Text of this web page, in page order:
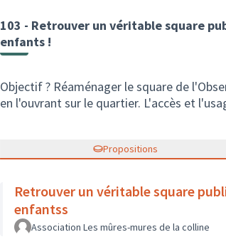
103 - Retrouver un véritable square
enfants !
Objectif ? Réaménager le square de
en l'ouvrant sur le quartier. L'accès et
Propositions
Retrouver un véritable square
enfantss
Association Les mûres-mures de la colline